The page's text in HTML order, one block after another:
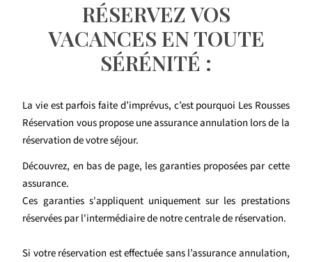
RÉSERVEZ VOS
VACANCES EN TOUTE
SÉRÉNITÉ :
La vie est parfois faite d’imprévus, c’est pourquoi Les Rousses
Réservation vous propose une assurance annulation lors de la
réservation de votre séjour.
Découvrez, en bas de page, les garanties proposées par cette
assurance.
Ces garanties s'appliquent uniquement sur les prestations
réservées par l'intermédiaire de notre centrale de réservation.
Si votre réservation est effectuée sans l’assurance annulation,